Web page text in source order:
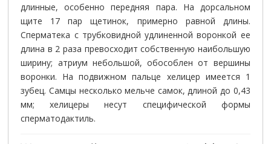
длинные, особенно передняя пара. На дорсальном
щите 17 пар щетинок, примерно равной длины.
Сперматека с трубковидной удлиненной воронкой ее
длина в 2 раза превосходит собственную наибольшую
ширину; атриум небольшой, обособлен от вершины
воронки. На подвижном пальце хелицер имеется 1
зубец. Самцы несколько мельче самок, длиной до 0,43
мм; хелицеры несут специфической формы
сперматодактиль.